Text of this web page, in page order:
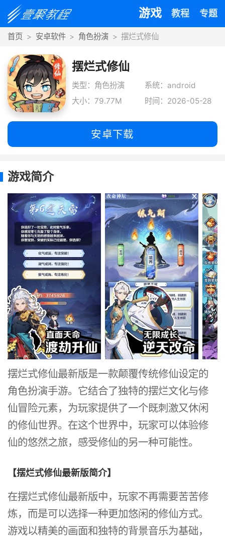
游戏 教程 专题
首页 安卓软件 角色扮演 摆烂式修仙
摆烂式修仙
类型：角色扮演
系统：android
大小：79.77M
时间：2026-05-28
安卓下载
游戏简介
摆烂式修仙最新版是一款颠覆传统修仙设定的
角色扮演手游。它结合了独特的摆烂文化与修
仙冒险元素，为玩家提供了一个既刺激又休闲
的修仙世界。在这个世界中，玩家可以体验修
仙的悠然之旅，感受修仙的另一种可能性。
【摆烂式修仙最新版简介】
在摆烂式修仙最新版中，玩家不再需要苦苦修
炼，而是可以选择一种更加悠闲的修仙方式。
游戏以精美的画面和独特的背景音乐为基础，